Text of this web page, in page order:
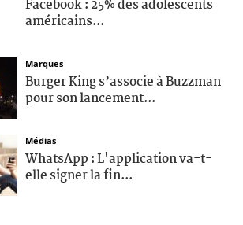
Facebook : 25% des adolescents
américains...
Marques
Burger King s’associe à Buzzman
pour son lancement...
Médias
WhatsApp : L'application va-t-
elle signer la fin...